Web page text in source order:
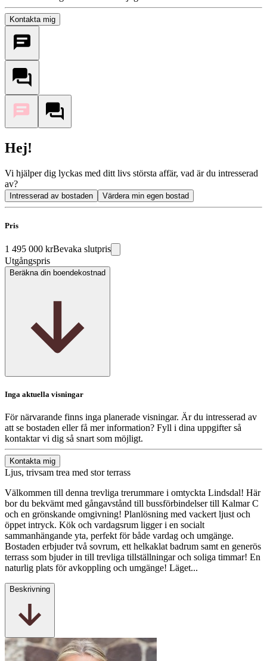
Kontakta mig
Hej!
Vi hjälper dig lyckas med ditt livs största affär, vad är du intresserad
av?
Intresserad av bostaden Värdera min egen bostad
Pris
1 495 000 krBevaka slutpris
Utgångspris
Beräkna din boendekostnad
Inga aktuella visningar
För närvarande finns inga planerade visningar. Är du intresserad av
att se bostaden eller få mer information? Fyll i dina uppgifter så
kontaktar vi dig så snart som möjligt.
Kontakta mig
Ljus, trivsam trea med stor terrass
Välkommen till denna trevliga trerummare i omtyckta Lindsdal! Här
bor du bekvämt med gångavstånd till bussförbindelser till Kalmar C
och en grönskande omgivning! Planlösning med vackert ljust och
öppet intryck. Kök och vardagsrum ligger i en socialt
sammanhängande yta, perfekt för både vardag och umgänge.
Bostaden erbjuder två sovrum, ett helkaklat badrum samt en generös
terrass som bjuder in till trevliga tillställningar och soliga timmar! En
naturlig plats för avkoppling och umgänge! Läget...
Beskrivning